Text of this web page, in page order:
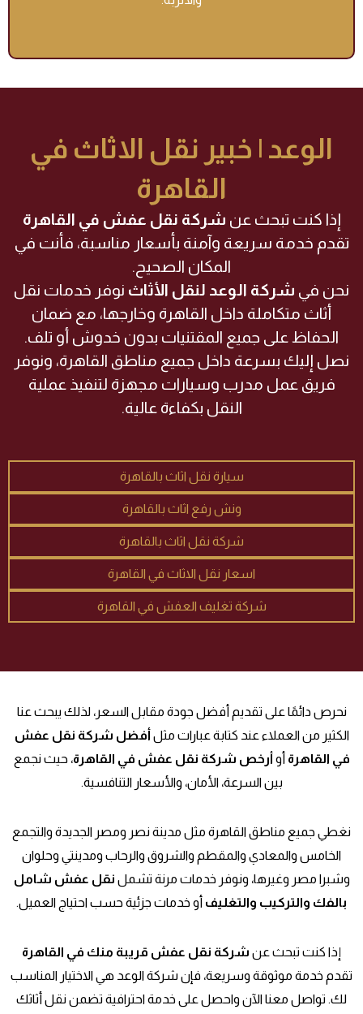
الوعد | خبير نقل الاثاث في
القاهرة
إذا كنت تبحث عن شركة نقل عفش في القاهرة
تقدم خدمة سريعة وآمنة بأسعار مناسبة، فأنت في
المكان الصحيح.
نحن في شركة الوعد لنقل الأثاث نوفر خدمات نقل
أثاث متكاملة داخل القاهرة وخارجها، مع ضمان
الحفاظ على جميع المقتنيات بدون خدوش أو تلف.
نصل إليك بسرعة داخل جميع مناطق القاهرة، ونوفر
فريق عمل مدرب وسيارات مجهزة لتنفيذ عملية
النقل بكفاءة عالية.
سيارة نقل اثاث بالقاهرة
ونش رفع اثاث بالقاهرة
شركة نقل اثاث بالقاهرة
اسعار نقل الاثاث في القاهرة
شركة تغليف العفش في القاهرة
نحرص دائمًا على تقديم أفضل جودة مقابل السعر، لذلك يبحث عنا
الكثير من العملاء عند كتابة عبارات مثل أفضل شركة نقل عفش
في القاهرة أو أرخص شركة نقل عفش في القاهرة، حيث نجمع
بين السرعة، الأمان، والأسعار التنافسية.
نغطي جميع مناطق القاهرة مثل مدينة نصر ومصر الجديدة والتجمع
الخامس والمعادي والمقطم والشروق والرحاب ومدينتي وحلوان
وشبرا مصر وغيرها، ونوفر خدمات مرنة تشمل نقل عفش شامل
بالفك والتركيب والتغليف أو خدمات جزئية حسب احتياج العميل.
إذا كنت تبحث عن شركة نقل عفش قريبة منك في القاهرة
تقدم خدمة موثوقة وسريعة، فإن شركة الوعد هي الاختيار المناسب
لك. تواصل معنا الآن واحصل على خدمة احترافية تضمن نقل أثاثك